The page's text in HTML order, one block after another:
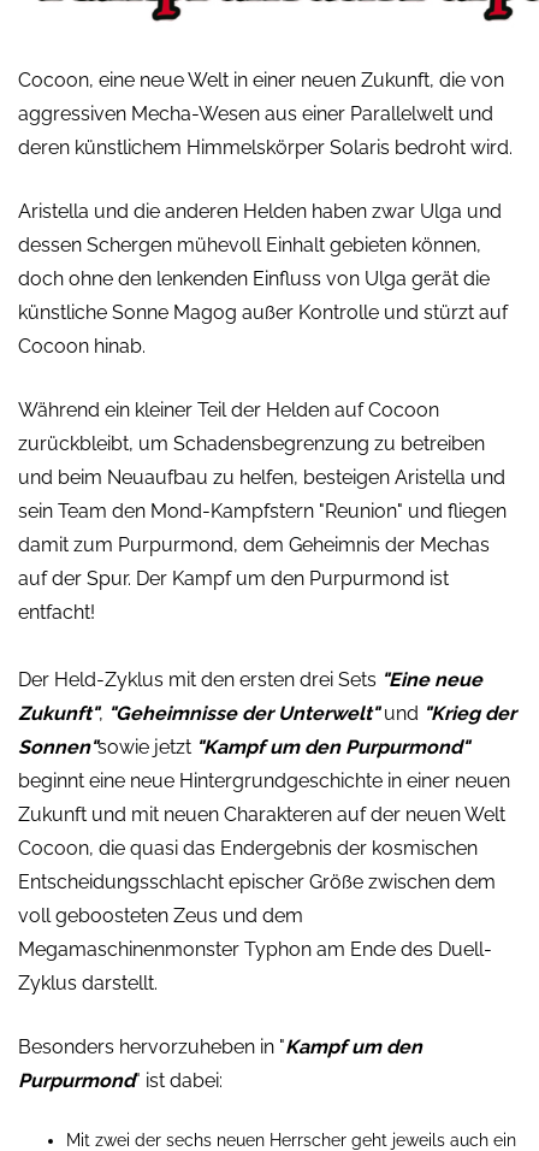
Cocoon, eine neue Welt in einer neuen Zukunft, die von
aggressiven Mecha-Wesen aus einer Parallelwelt und
deren künstlichem Himmelskörper Solaris bedroht wird.
Aristella und die anderen Helden haben zwar Ulga und
dessen Schergen mühevoll Einhalt gebieten können,
doch ohne den lenkenden Einfluss von Ulga gerät die
künstliche Sonne Magog außer Kontrolle und stürzt auf
Cocoon hinab.
Während ein kleiner Teil der Helden auf Cocoon
zurückbleibt, um Schadensbegrenzung zu betreiben
und beim Neuaufbau zu helfen, besteigen Aristella und
sein Team den Mond-Kampfstern "Reunion" und fliegen
damit zum Purpurmond, dem Geheimnis der Mechas
auf der Spur. Der Kampf um den Purpurmond ist
entfacht!
Der Held-Zyklus mit den ersten drei Sets "Eine neue
Zukunft", "Geheimnisse der Unterwelt"und "Krieg der
Sonnen"sowie jetzt "Kampf um den Purpurmond"
beginnt eine neue Hintergrundgeschichte in einer neuen
Zukunft und mit neuen Charakteren auf der neuen Welt
Cocoon, die quasi das Endergebnis der kosmischen
Entscheidungsschlacht epischer Größe zwischen dem
voll geboosteten Zeus und dem
Megamaschinenmonster Typhon am Ende des Duell-
Zyklus darstellt.
Besonders hervorzuheben in "Kampf um den
Purpurmond" ist dabei:
Mit zwei der sechs neuen Herrscher geht jeweils auch ein